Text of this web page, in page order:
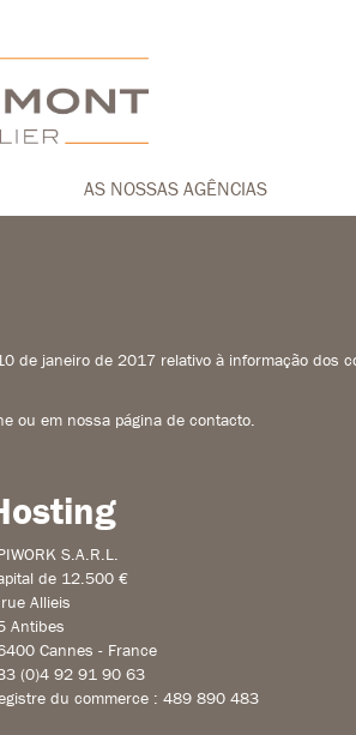
AS NOSSAS AGÊNCIAS
de janeiro de 2017 relativo à informação dos
ou em nossa página de contacto.
S.A.R.L.
de 12.500 €
Allieis
Antibes
Cannes - France
(0)4 92 91 90 63
du commerce : 489 890 483